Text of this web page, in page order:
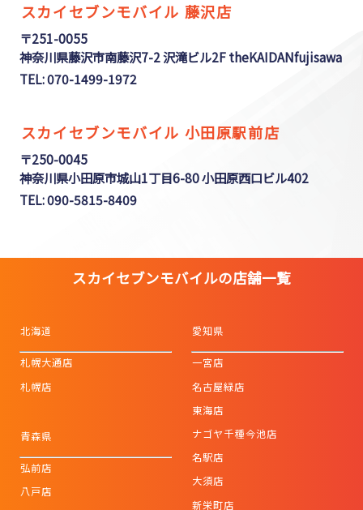
スカイセブンモバイル 藤沢店
〒251-0055
神奈川県藤沢市南藤沢7-2 沢滝ビル2F theKAIDANfujisawa
TEL: 070-1499-1972
スカイセブンモバイル 小田原駅前店
〒250-0045
神奈川県小田原市城山1丁目6-80 小田原西口ビル402
TEL: 090-5815-8409
スカイセブンモバイルの店舗一覧
北海道
札幌大通店
札幌店
青森県
弘前店
八戸店
愛知県
一宮店
名古屋緑店
東海店
ナゴヤ千種今池店
名駅店
大須店
新栄町店